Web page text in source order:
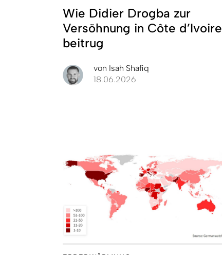
Wie Didier Drogba zur
Versöhnung in Côte d’Ivoire
beitrug
von Isah Shafiq
18.06.2026